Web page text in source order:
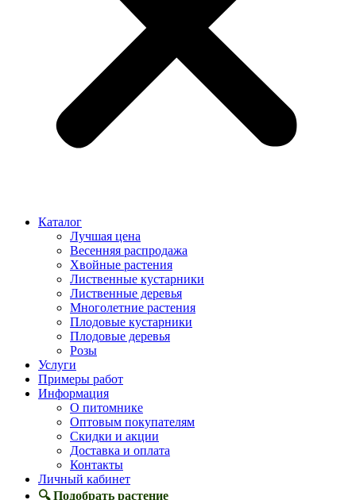
Каталог
Лучшая цена
Весенняя распродажа
Хвойные растения
Лиственные кустарники
Лиственные деревья
Многолетние растения
Плодовые кустарники
Плодовые деревья
Розы
Услуги
Примеры работ
Информация
О питомнике
Оптовым покупателям
Скидки и акции
Доставка и оплата
Контакты
Личный кабинет
🔍 Подобрать растение